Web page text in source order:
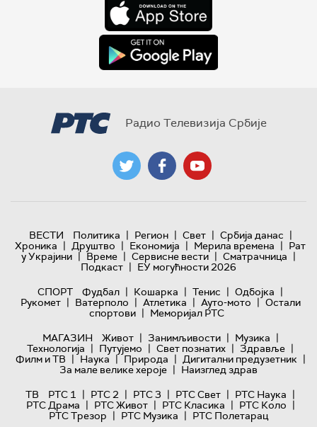
Радио Телевизија Србије
ВЕСТИ Политика | Регион | Свет | Србија данас |
Хроника | Друштво | Економија | Мерила времена | Рат
у Украјини | Време | Сервисне вести | Сматрачница |
Подкаст | ЕУ могућности 2026
СПОРТ
Фудбал | Кошарка | Тенис | Одбојка |
Рукомет | Ватерполо | Атлетика | Ауто-мото | Остали
спортови | Меморијал РТС
МАГАЗИН
Живот | Занимљивости | Музика |
Технологијa | Путујемо | Свет познатих | Здравље |
Филм и ТВ | Наука | Природа | Дигитални предузетник |
За мале велике хероје | Наизглед здрав
ТВ
РТС 1 | РТС 2 | РТС 3 | РТС Свет | РТС Наука |
РТС Драма | РТС Живот | РТС Класика | РТС Коло |
РТС Трезор | РТС Музика | РТС Полетарац